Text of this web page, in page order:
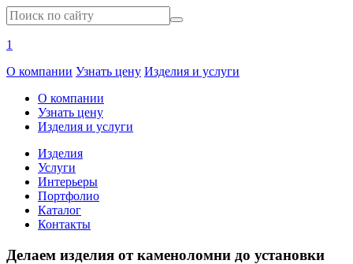
1
О компании Узнать цену Изделия и услуги
О компании
Узнать цену
Изделия и услуги
Изделия
Услуги
Интерьеры
Портфолио
Каталог
Контакты
Делаем изделия от каменоломни до установки